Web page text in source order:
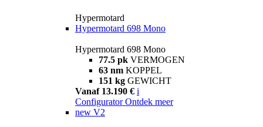
Hypermotard
Hypermotard 698 Mono
Hypermotard 698 Mono
77.5 pk VERMOGEN
63 nm KOPPEL
151 kg GEWICHT
Vanaf 13.190 € i
Configurator Ontdek meer
new V2